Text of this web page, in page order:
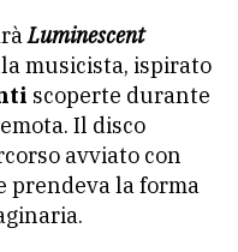
Luminescent
musicista, ispirato
scoperte durante
Il disco
avviato con
prendeva la forma